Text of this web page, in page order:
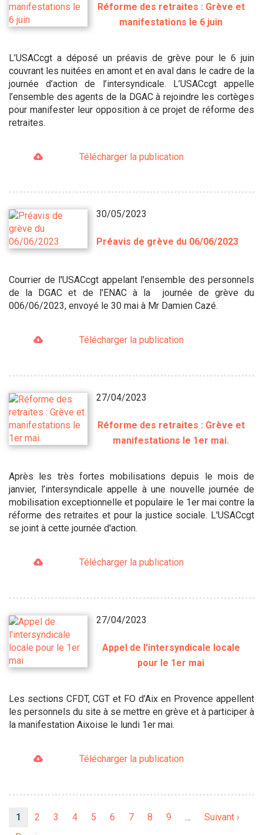
Réforme des retraites : Grève et
manifestations le 6 juin
L’USACcgt a déposé un préavis de grève pour le 6 juin
couvrant les nuitées en amont et en aval dans le cadre de la
journée d’action de l’intersyndicale. L’USACcgt appelle
l’ensemble des agents de la DGAC à rejoindre les cortèges
pour manifester leur opposition à ce projet de réforme des
retraites.
Télécharger la publication
30/05/2023
Préavis de grève du 06/06/2023
Courrier de l'USACcgt appelant l'ensemble des personnels
de la DGAC et de l'ENAC à la journée de grève du
006/06/2023, envoyé le 30 mai à Mr Damien Cazé.
Télécharger la publication
27/04/2023
Réforme des retraites : Grève et
manifestations le 1er mai.
Après les très fortes mobilisations depuis le mois de
janvier, l’intersyndicale appelle à une nouvelle journée de
mobilisation exceptionnelle et populaire le 1er mai contre la
réforme des retraites et pour la justice sociale. L'USACcgt
se joint à cette journée d'action.
Télécharger la publication
27/04/2023
Appel de l'intersyndicale locale
pour le 1er mai
Les sections CFDT, CGT et FO d’Aix en Provence appellent
les personnels du site à se mettre en grève et à participer à
la manifestation Aixoise le lundi 1er mai.
Télécharger la publication
Page
1 Page
2 Page
3 Page
4 Page
5 Page
6 Page
7 Page
8 Page
9 …
Page
Suivant ›